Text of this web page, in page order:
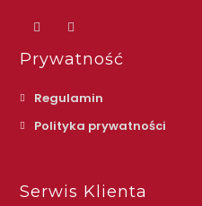
Prywatność
Regulamin
Polityka prywatności
Serwis Klienta